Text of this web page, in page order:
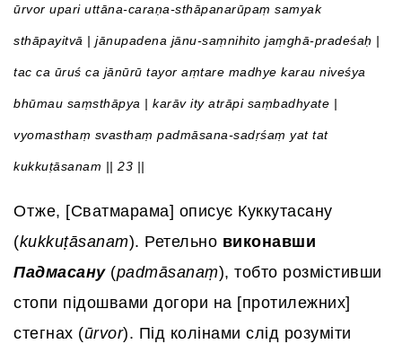
ūrvor upari uttāna-caraṇa-sthāpanarūpaṃ samyak
sthāpayitvā | jānupadena jānu-saṃnihito jaṃghā-pradeśaḥ |
tac ca ūruś ca jānūrū tayor aṃtare madhye karau niveśya
bhūmau saṃsthāpya | karāv ity atrāpi saṃbadhyate |
vyomasthaṃ svasthaṃ padmāsana-sadṛśaṃ yat tat
kukkuṭāsanam || 23 ||
Отже, [Сватмарама] описує Куккутасану
(kukkuṭāsanam). Ретельно виконавши
Падмасану(padmāsanaṃ), тобто розмістивши
стопи підошвами догори на [протилежних]
стегнах (ūrvor). Під колінами слід розуміти